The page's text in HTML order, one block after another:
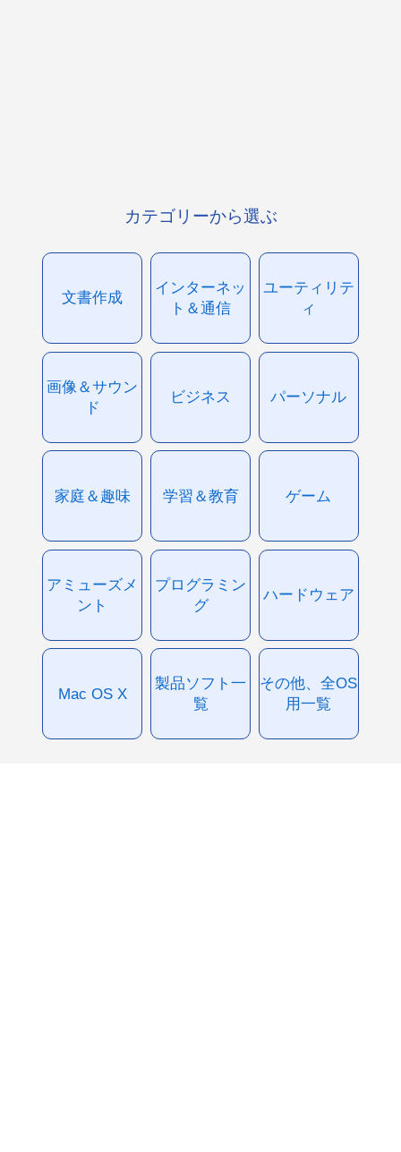
カテゴリーから選ぶ
文書作成
インターネッ
ト＆通信
ユーティリテ
ィ
画像＆サウン
ド
ビジネス パーソナル
家庭＆趣味 学習＆教育 ゲーム
アミューズメ
ント
プログラミン
グ
ハードウェア
Mac OS X
製品ソフト一
覧
その他、全OS
用一覧